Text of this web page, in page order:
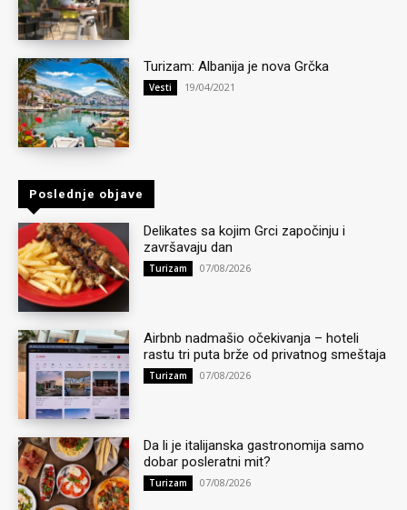
Turizam: Albanija je nova Grčka
Vesti 19/04/2021
Poslednje objave
Delikates sa kojim Grci započinju i
završavaju dan
Turizam 07/08/2026
Airbnb nadmašio očekivanja – hoteli
rastu tri puta brže od privatnog smeštaja
Turizam 07/08/2026
Da li je italijanska gastronomija samo
dobar posleratni mit?
Turizam 07/08/2026